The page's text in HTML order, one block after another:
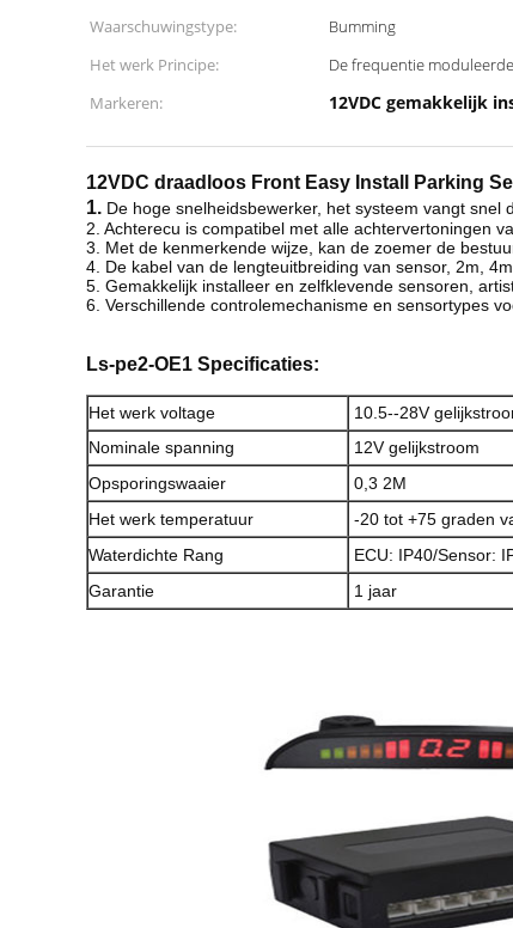
Waarschuwingstype:
Bumming
Het werk Principe:
De frequentie
Markeren:
12VDC gemakkelijk
12VDC draadloos Front Easy Install Parking
1. De hoge snelheidsbewerker, het systeem vangt
2. Achterecu is compatibel met alle achtervertoningen
3. Met de kenmerkende wijze, kan de zoemer de
4. De kabel van de lengteuitbreiding van sensor, 2m,
5. Gemakkelijk installeer en zelfklevende sensoren,
6. Verschillende controlemechanisme en sensortypes
Ls-pe2-OE1 Specificaties:
Het werk voltage
10.5--28V
Nominale spanning
12V gelijkstroom
Opsporingswaaier
0,3 2M
Het werk temperatuur
-20 tot +75 graden
Waterdichte Rang
ECU: IP40/Sensor:
Garantie
1 jaar